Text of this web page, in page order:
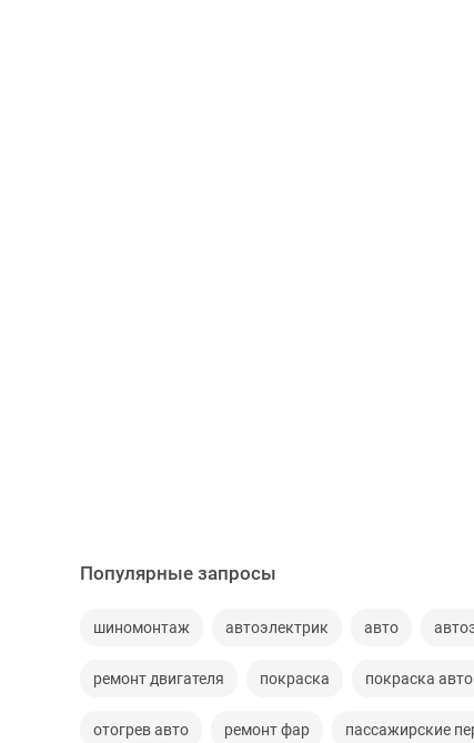
Популярные запросы
шиномонтаж автоэлектрик авто
ремонт двигателя покраска покраска авто
отогрев авто ремонт фар пассажирские